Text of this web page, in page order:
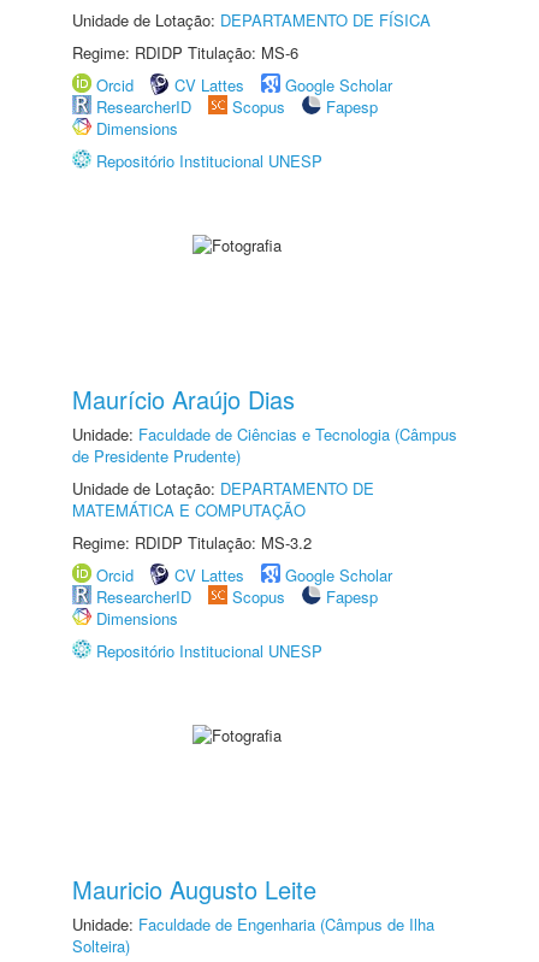
Unidade de Lotação: DEPARTAMENTO DE FÍSICA
Regime: RDIDP Titulação: MS-6
Orcid
CV Lattes
Google Scholar
ResearcherID
Scopus
Fapesp
Dimensions
Repositório Institucional UNESP
Maurício Araújo Dias
Unidade: Faculdade de Ciências e Tecnologia (Câmpus
de Presidente Prudente)
Unidade de Lotação: DEPARTAMENTO DE
MATEMÁTICA E COMPUTAÇÃO
Regime: RDIDP Titulação: MS-3.2
Orcid
CV Lattes
Google Scholar
ResearcherID
Scopus
Fapesp
Dimensions
Repositório Institucional UNESP
Mauricio Augusto Leite
Unidade: Faculdade de Engenharia (Câmpus de Ilha
Solteira)